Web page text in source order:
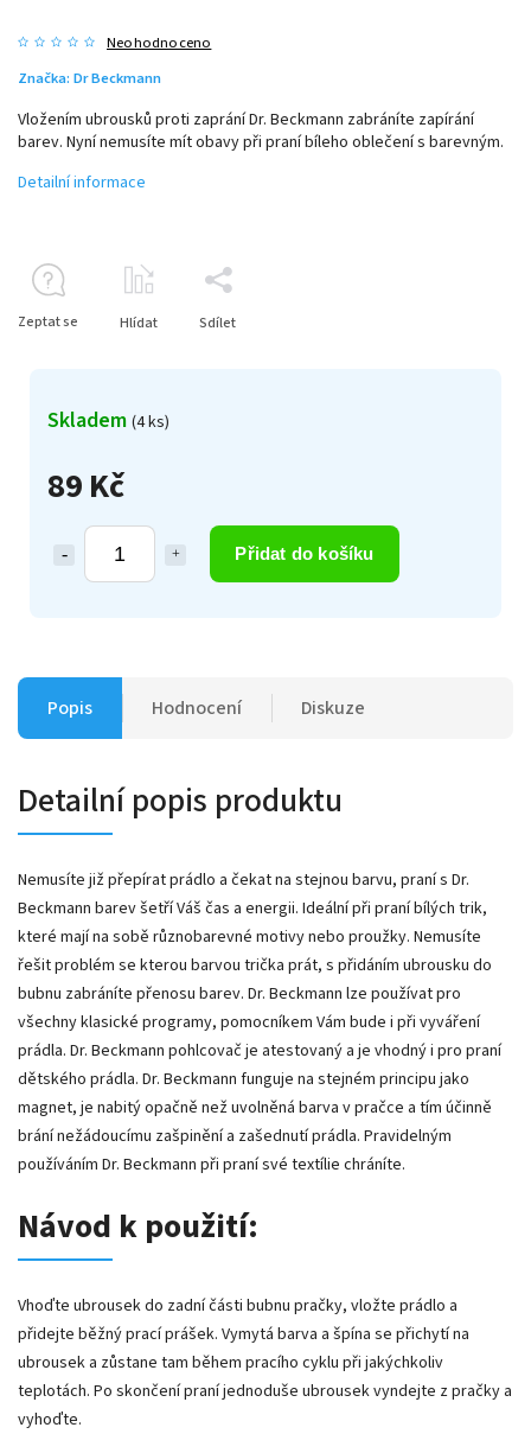
Neohodnoceno
Značka: Dr Beckmann
89 Kč
Přidat do košíku
Skladem (4 ks)
Vložením ubrousků proti zaprání Dr. Beckmann zabráníte zapírání
barev. Nyní nemusíte mít obavy při praní bíleho oblečení s barevným.
Detailní informace
Zeptat se Hlídat Sdílet
Popis Hodnocení Diskuze
Detailní popis produktu
Nemusíte již přepírat prádlo a čekat na stejnou barvu, praní s Dr.
Beckmann barev šetří Váš čas a energii. Ideální při praní bílých trik,
které mají na sobě různobarevné motivy nebo proužky. Nemusíte
řešit problém se kterou barvou trička prát, s přidáním ubrousku do
bubnu zabráníte přenosu barev. Dr. Beckmann lze používat pro
všechny klasické programy, pomocníkem Vám bude i při vyváření
prádla. Dr. Beckmann pohlcovač je atestovaný a je vhodný i pro praní
dětského prádla. Dr. Beckmann funguje na stejném principu jako
magnet, je nabitý opačně než uvolněná barva v pračce a tím účinně
brání nežádoucímu zašpinění a zašednutí prádla. Pravidelným
používáním Dr. Beckmann při praní své textílie chráníte.
Návod k použití:
Vhoďte ubrousek do zadní části bubnu pračky, vložte prádlo a
přidejte běžný prací prášek. Vymytá barva a špína se přichytí na
ubrousek a zůstane tam během pracího cyklu při jakýchkoliv
teplotách. Po skončení praní jednoduše ubrousek vyndejte z pračky a
vyhoďte.